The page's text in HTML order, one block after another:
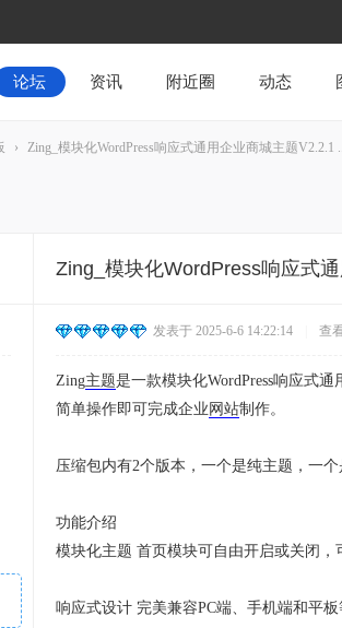
论坛 资讯 附近圈 动态
› Zing_模块化WordPress响应式通用企业商城主题V2.2.1
Zing_模块化WordPress响应式
发表于 2025-6-6 14:22:14 查
Zing主题是一款模块化WordPress响应式
简单操作即可完成企业 网站制作。
压缩包内有2个版本，一个是纯主题，一个
功能介绍
模块化主题 首页模块可自由开启或关闭，
响应式设计 完美兼容PC端、手机端和平